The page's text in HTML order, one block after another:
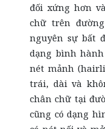
đối xứng hơn
chữ trên
nguyên sự bất
dạng bình
nét mảnh
trái, dài và
chân chữ tại
cũng có dạng